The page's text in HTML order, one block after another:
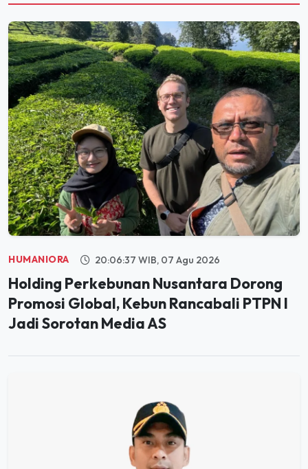
HUMANIORA 20:06:37 WIB, 07 Agu 2026
Holding Perkebunan Nusantara Dorong
Promosi Global, Kebun Rancabali PTPN I
Jadi Sorotan Media AS